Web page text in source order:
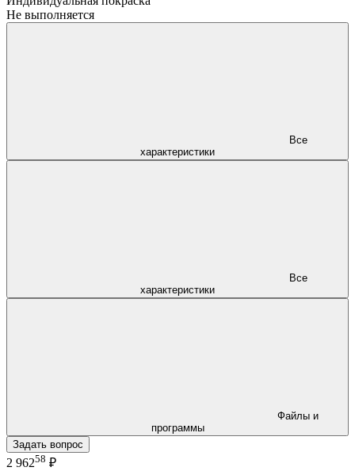
Не выполняется
характеристики
характеристики
программы
Задать вопрос
2 96258 ₽